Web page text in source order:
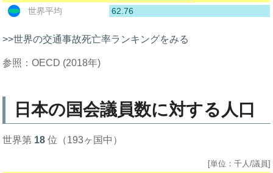
世界平均
62.76
>>世界の交通事故死亡率ランキングをみる
参照：OECD (2018年)
日本の国会議員数に対する人口
世界第 18 位（193ヶ国中）
[単位：千人/議員]